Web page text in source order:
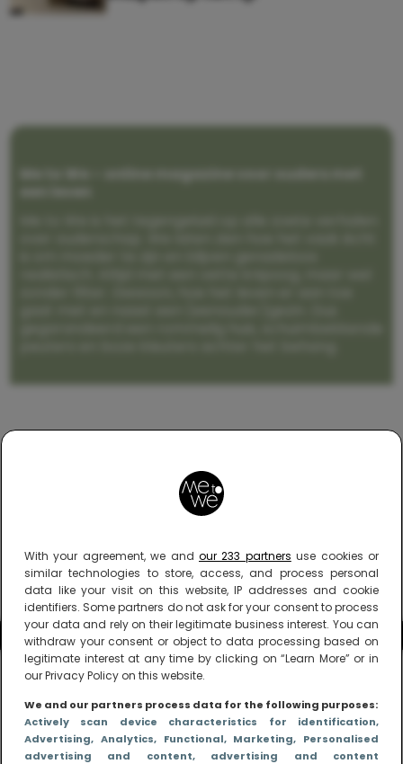
With your agreement, we and our 233 partners use cookies or
similar technologies to store, access, and process personal
data like your visit on this website, IP addresses and cookie
identifiers. Some partners do not ask for your consent to process
your data and rely on their legitimate business interest. You can
withdraw your consent or object to data processing based on
legitimate interest at any time by clicking on “Learn More” or in
our Privacy Policy on this website.
We and our partners process data for the following purposes:
Actively scan device characteristics for identification,
Advertising, Analytics, Functional, Marketing, Personalised
advertising and content, advertising and content
Me to We – online magazine voor ouders met